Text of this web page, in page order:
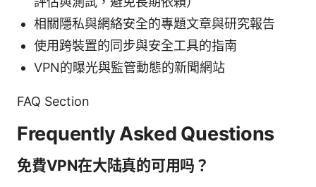
相關隱私與網絡安全的專題文章與研究報告
使用跨裝置的同步與安全工具的指南
VPN的曝光與監管動態的新聞網站
FAQ Section
Frequently Asked Questions
免費VPN在大陆真的可用吗？